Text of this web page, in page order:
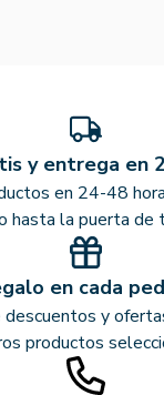
y entrega en
en 24-48
hasta la puerta de
en cada
y
productos